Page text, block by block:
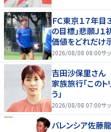
ＦＣ東京１７年
の目標」悲願Ｊ
価値をどれだけ
2026/08/08 08:00サ
吉田沙保里さん
家族旅行「このト
う」
2026/08/08 07:00サ
バレンシア佐藤